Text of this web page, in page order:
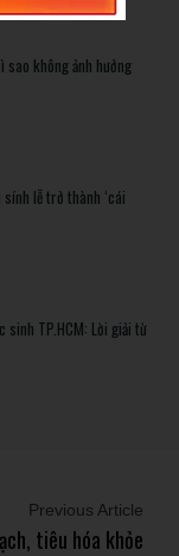
không ảnh hưởng
sính lễ trở thành ‘cái
sinh TP.HCM: Lời giải từ
Previous Article
tiêu hóa khỏe